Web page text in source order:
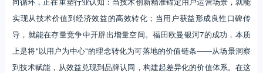
实现从技术价值到经济效益的高效转化；当用户获益形成良性口碑传
导，就能在存量竞争中开辟出增量空间。福田欧曼银河7的成功，本质
上是将"以用户为中心"的理念转化为可落地的价值链条——从场景洞察
到技术赋能，从效益兑现到品牌认同，构建起差异化的价值体系。在这